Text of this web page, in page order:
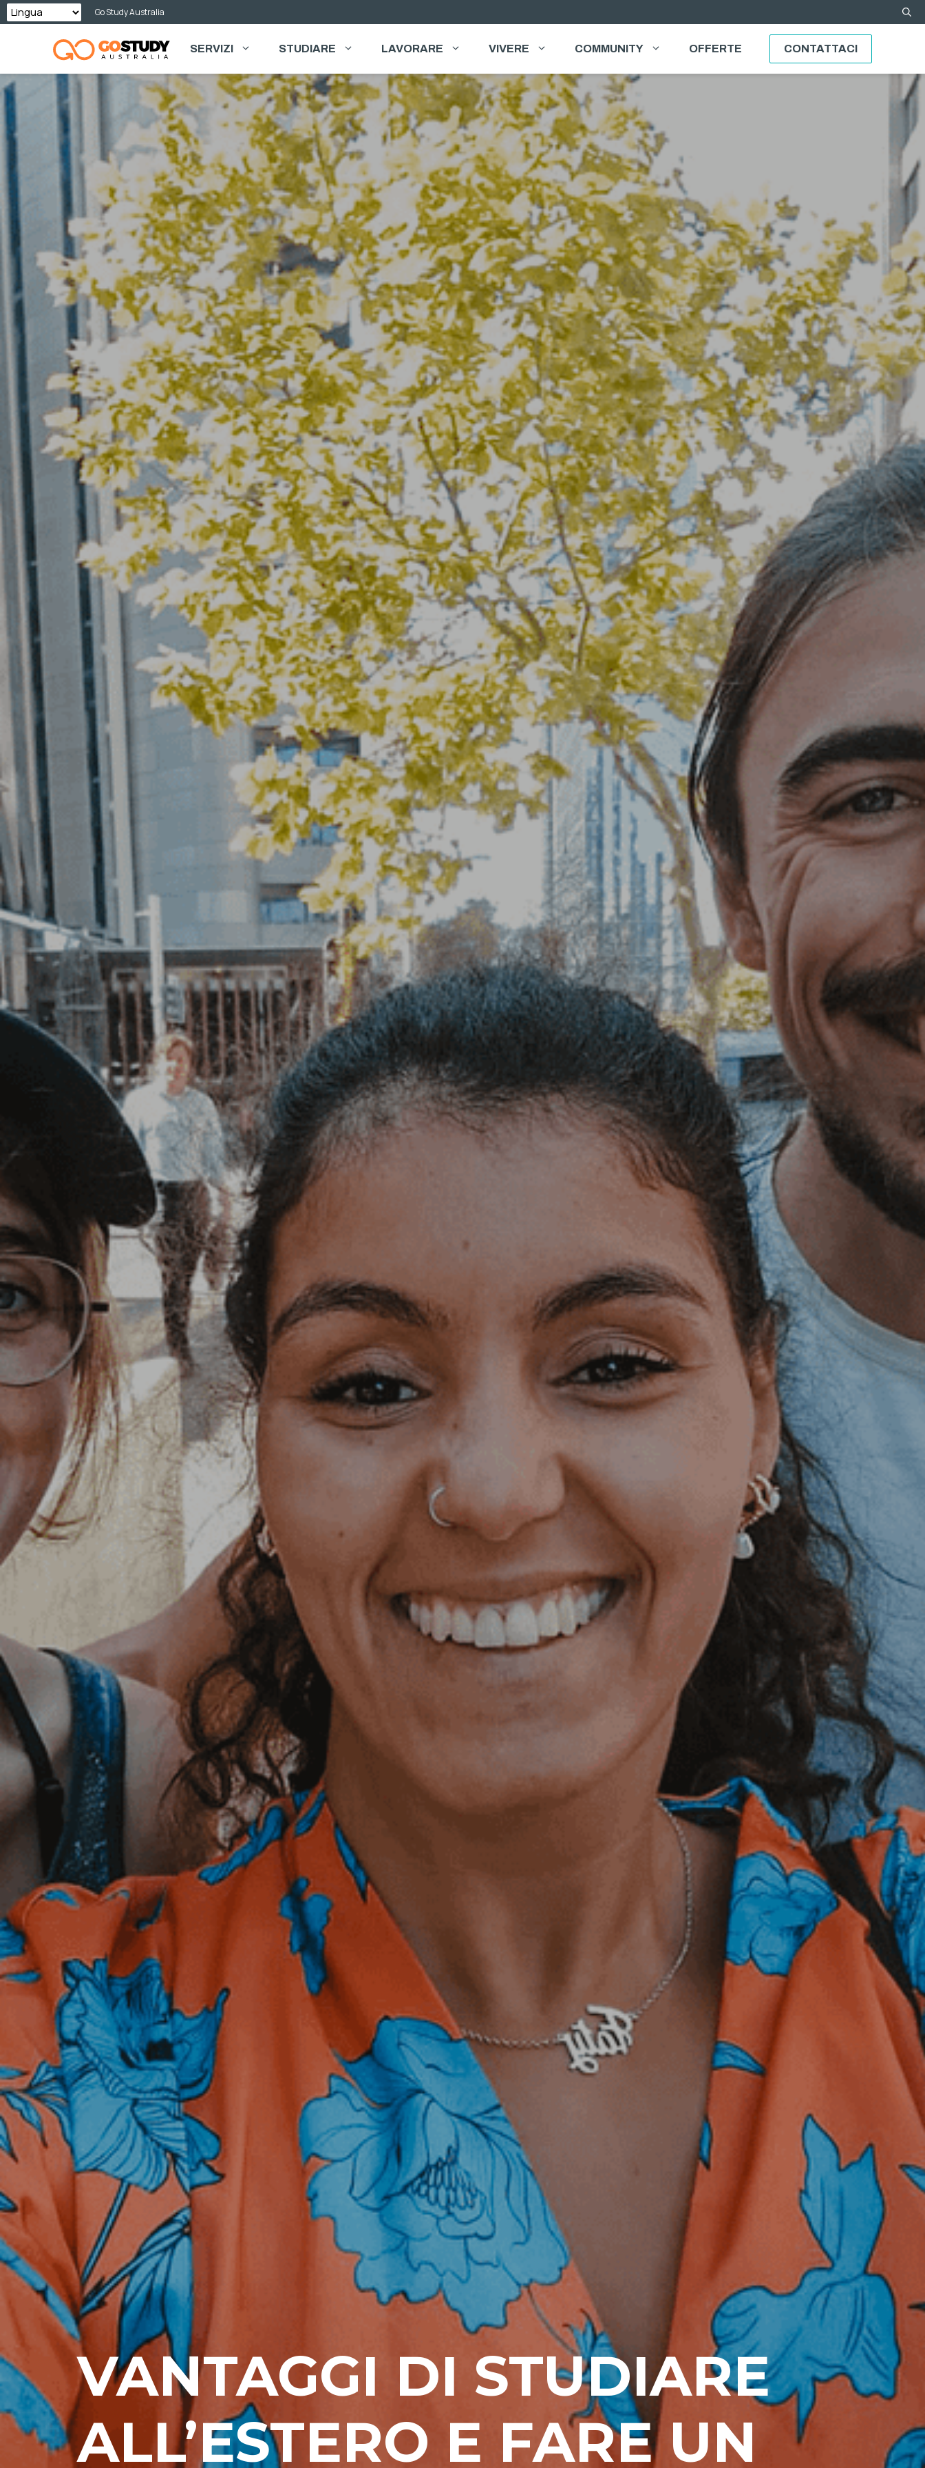
Vai
contenuto
Go Study Australia
SERVIZI STUDIARE LAVORARE VIVERE COMMUNITY OFFERTE CONTATTACI
VANTAGGI DI STUDIARE
ALL’ESTERO E FARE UN